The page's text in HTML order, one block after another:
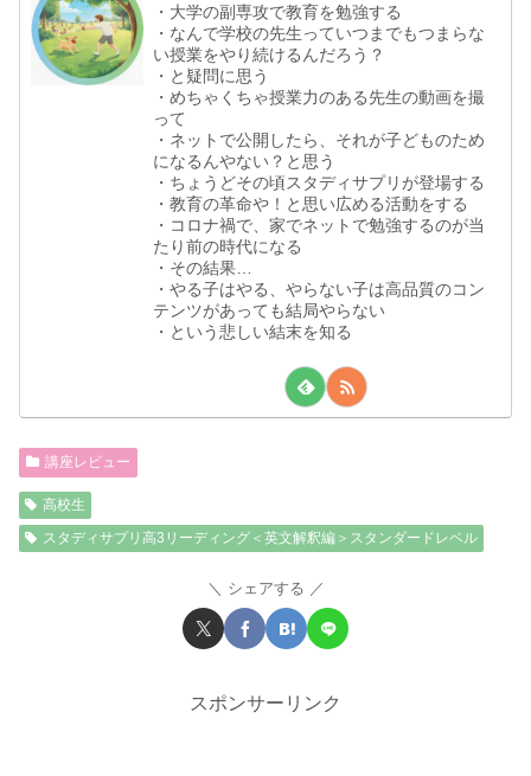
・大学の副専攻で教育を勉強する
・なんで学校の先生っていつまでもつまらな
い授業をやり続けるんだろう？
・と疑問に思う
・めちゃくちゃ授業力のある先生の動画を撮
って
・ネットで公開したら、それが子どものため
になるんやない？と思う
・ちょうどその頃スタディサプリが登場する
・教育の革命や！と思い広める活動をする
・コロナ禍で、家でネットで勉強するのが当
たり前の時代になる
・その結果…
・やる子はやる、やらない子は高品質のコン
テンツがあっても結局やらない
・という悲しい結末を知る
講座レビュー
高校生
スタディサプリ高3リーディング＜英文解釈編＞スタンダードレベル
シェアする
スポンサーリンク